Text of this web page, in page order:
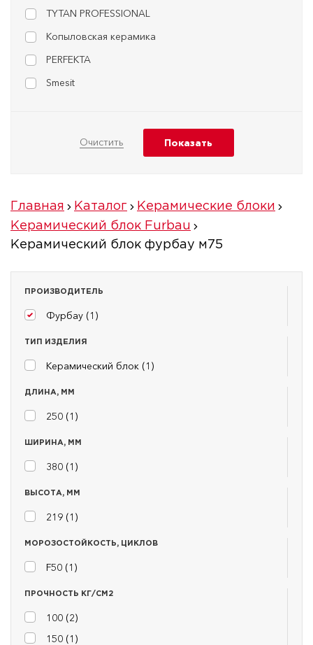
TYTAN PROFESSIONAL
Копыловская керамика
PERFEKTA
Smesit
Главная Каталог
Керамические блоки
Керамический блок Furbau
Керамический блок фурбау м75
ПРОИЗВОДИТЕЛЬ
Фурбау (1 )
ТИП ИЗДЕЛИЯ
Керамический блок (1 )
ДЛИНА, ММ
250 (1 )
ШИРИНА, ММ
380 (1 )
ВЫСОТА, ММ
219 (1 )
МОРОЗОСТОЙКОСТЬ, ЦИКЛОВ
F50 (1 )
ПРОЧНОСТЬ КГ/СМ2
100 (2)
150 (1 )